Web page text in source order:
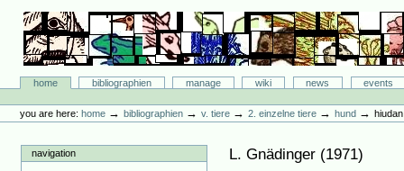
content.
navigation
Bibliographie-Portal
Sectionshome bibliographien manage wiki news
events
tools
you are here: home →bibliographien →v. tiere →2. einzelne tiere →hund →
navigation L. Gnädinger (1971)